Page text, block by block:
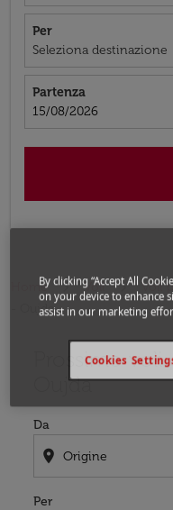
Per
Seleziona destinazione
Partenza
fc-booking-departure-
15/08/2026
Home Voli Voli
- Oujda
Prossimo voli
Oujda
Da
location_on
Per
Prova ad
By clicking “Accept All
on your device to enhance
assist in our marketing
Cookies